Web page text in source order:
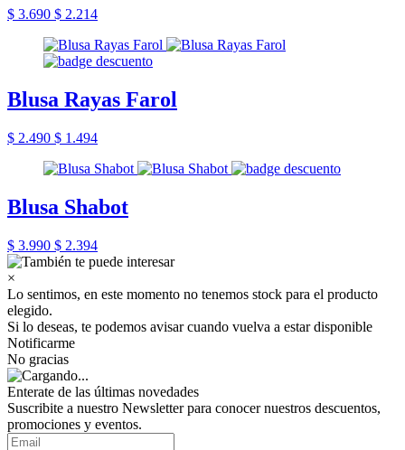
$ 3.690 $ 2.214
Blusa Rayas Farol
$ 2.490 $ 1.494
Blusa Shabot
$ 3.990 $ 2.394
×
Lo sentimos, en este momento no tenemos stock para el producto
elegido.
Si lo deseas, te podemos avisar cuando vuelva a estar disponible
Notificarme
No gracias
Enterate de las últimas novedades
Suscribite a nuestro Newsletter para conocer nuestros descuentos,
promociones y eventos.